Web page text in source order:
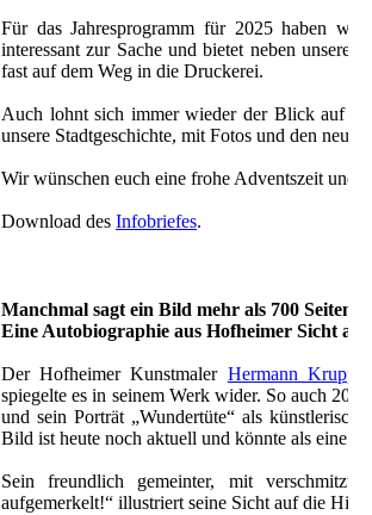
Für das Jahresprogramm für 2025 haben
interessant zur Sache und bietet neben
fast auf dem Weg in
Auch lohnt sich immer wieder der Blick auf
unsere Stadtgeschichte, mit Fotos und den
Wir wünschen euch eine frohe Adventszeit und
Download des Infobriefes.
Manchmal sagt ein Bild mehr als 700 Seiten…
Eine Autobiographie aus Hofheimer Sicht
Der Hofheimer Kunstmaler Hermann Krupp
spiegelte es in seinem Werk wider. So auch
und sein Porträt „Wundertüte“ als
Bild ist heute noch aktuell und könnte als eine
Sein freundlich gemeinter, mit
aufgemerkelt!“ illustriert seine Sicht auf die